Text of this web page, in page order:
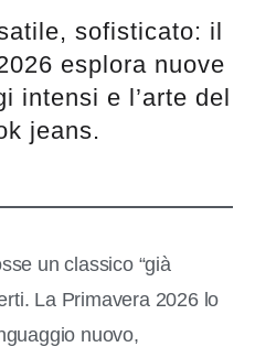
sofisticato: il
esplora nuove
intensi e l’arte del
jeans.
un classico “già
La Primavera 2026 lo
nuovo,